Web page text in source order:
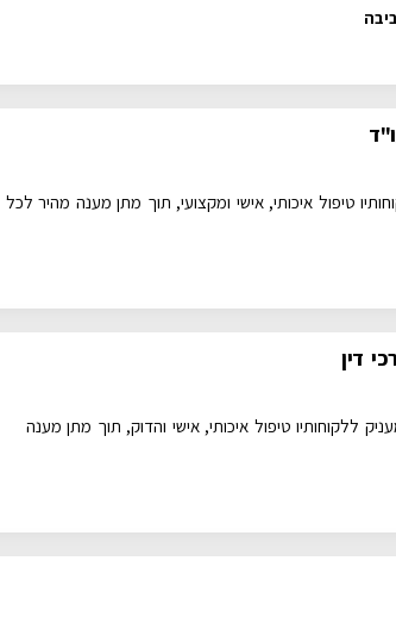
טיפול איכותי, אישי ומקצועי, תוך מתן מענה מהיר לכל
דין
ללקוחותיו טיפול איכותי, אישי והדוק, תוך מתן מענה